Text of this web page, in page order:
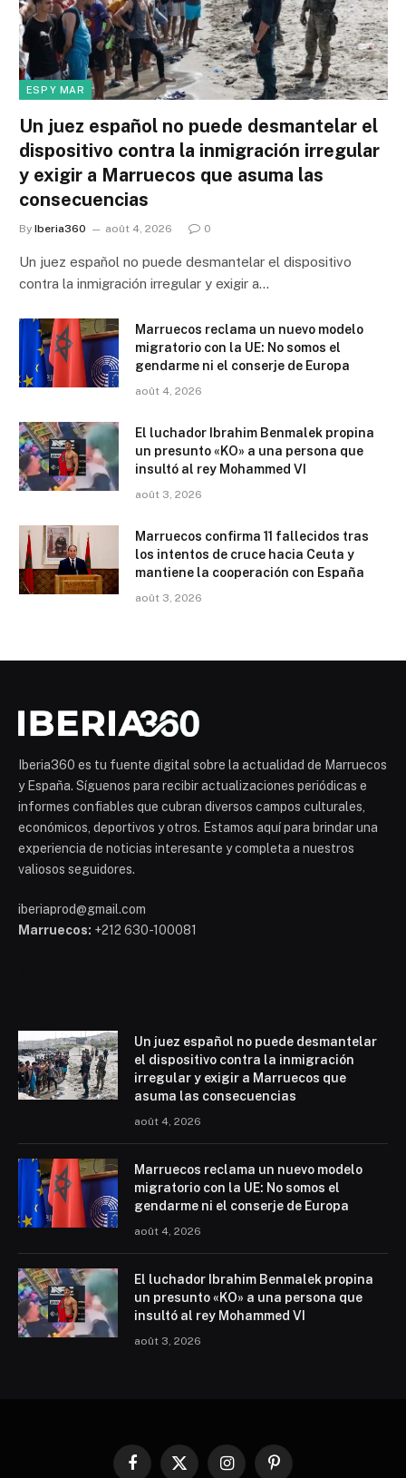
ESP Y MAR
Un juez español no puede desmantelar el
dispositivo contra la inmigración irregular
y exigir a Marruecos que asuma las
consecuencias
By Iberia360 août 4, 2026 0
Un juez español no puede desmantelar el dispositivo
contra la inmigración irregular y exigir a…
Marruecos reclama un nuevo modelo
migratorio con la UE: No somos el
gendarme ni el conserje de Europa
août 4, 2026
El luchador Ibrahim Benmalek propina
un presunto «KO» a una persona que
insultó al rey Mohammed VI
août 3, 2026
Marruecos confirma 11 fallecidos tras
los intentos de cruce hacia Ceuta y
mantiene la cooperación con España
août 3, 2026
Iberia360 es tu fuente digital sobre la actualidad de Marruecos
y España. Síguenos para recibir actualizaciones periódicas e
informes confiables que cubran diversos campos culturales,
económicos, deportivos y otros. Estamos aquí para brindar una
experiencia de noticias interesante y completa a nuestros
valiosos seguidores.
iberiaprod@gmail.com
Marruecos: +212 630-100081
Un juez español no puede desmantelar
el dispositivo contra la inmigración
irregular y exigir a Marruecos que
asuma las consecuencias
août 4, 2026
Marruecos reclama un nuevo modelo
migratorio con la UE: No somos el
gendarme ni el conserje de Europa
août 4, 2026
El luchador Ibrahim Benmalek propina
un presunto «KO» a una persona que
insultó al rey Mohammed VI
août 3, 2026
Facebook
X InstagramPinterest